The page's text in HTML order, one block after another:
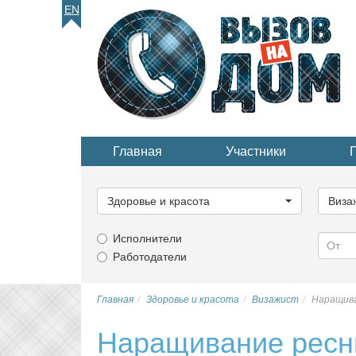
EN
Главная Участники
категорию...
Здоровье и красота
Исполнители
Работодатели
Главная Здоровье и красота Визажист
Наращивание